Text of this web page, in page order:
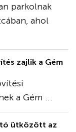
parkolnak
ahol
zajlik a Gém
a Gém ...
ütközött az